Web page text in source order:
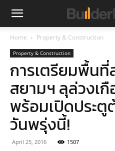
Home Property & Construction
Property & Construction
การเตรียมพื้น
สยามฯ ลุล่วงเกื
พร้อมเปิดประ
วันพรุ่งนี้!
April 25, 2016 1507